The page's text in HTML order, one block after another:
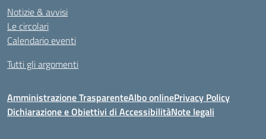
Notizie & avvisi
Le circolari
Calendario eventi
Tutti gli argomenti
Amministrazione TrasparenteAlbo onlinePrivacy Policy
Dichiarazione e Obiettivi di AccessibilitàNote legali